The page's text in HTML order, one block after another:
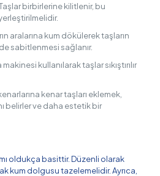
birbirlerine kilitlenir, bu
aralarına kum dökülerek taşların
sabitlenmesi sağlanır.
makinesi kullanılarak taşlar sıkıştırılır
kenar taşları eklemek,
belirler ve daha estetik bir
oldukça basittir. Düzenli olarak
kum dolgusu tazelemelidir. Ayrıca,